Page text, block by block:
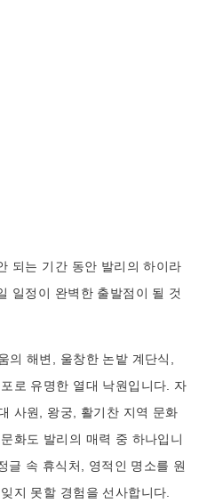
되는 기간 동안 발리의 하이라
일정이 완벽한 출발점이 될 것
의 해변, 울창한 논밭 계단식,
로 유명한 열대 낙원입니다. 자
사원, 왕궁, 활기찬 지역 문화
화도 발리의 매력 중 하나입니
글 속 휴식처, 영적인 명소를 원
지 못할 경험을 선사합니다.